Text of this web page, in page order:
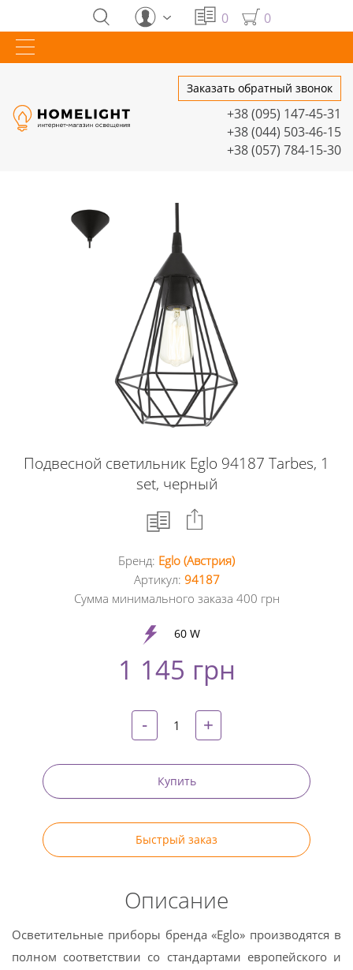
0 0
Заказать обратный звонок
+38 (095) 147-45-31
+38 (044) 503-46-15
+38 (057) 784-15-30
Подвесной светильник Eglo 94187 Tarbes, 1
set, черный
Facebook
+
Twitter
Pinterest
Бренд: Eglo (Австрия)
Артикул: 94187
Сумма минимального заказа 400 грн
60 W
1 145 грн
- +
Купить
Быстрый заказ
Описание
Осветительные приборы бренда «Eglo» производятся в
полном соответствии со стандартами европейского и